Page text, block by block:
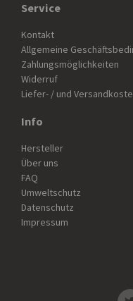
Service
Kontakt
Allgemeine
Zahlungsmöglichkeiten
Widerruf
Liefer- / und
Info
Hersteller
Über uns
FAQ
Umweltschutz
Datenschutz
Impressum